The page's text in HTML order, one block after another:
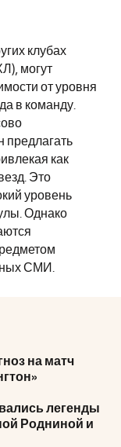
клубах
могут
от уровня
в команду.
предлагать
как
Это
уровень
Однако
СМИ.
на матч
легенды
Родниной и